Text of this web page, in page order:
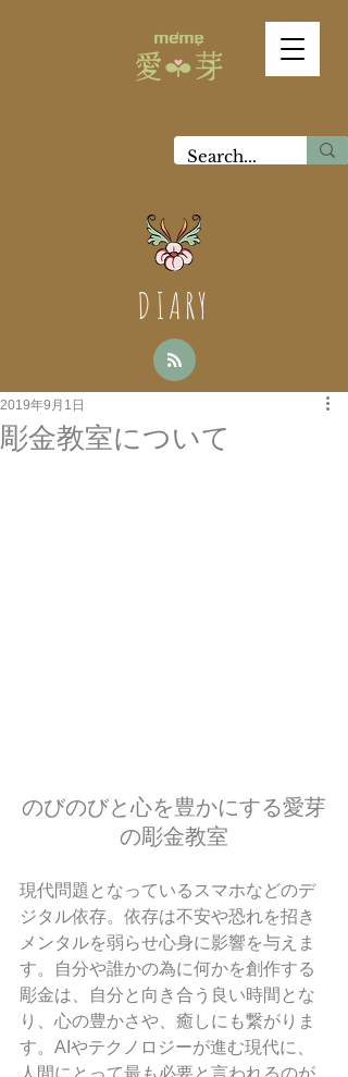
DIARY
彫金教室について
2019年9月1日
のびのびと心を豊かにする愛芽
の彫金教室
現代問題となっているスマホなどのデ
ジタル依存。依存は不安や恐れを招き
メンタルを弱らせ心身に影響を与えま
す。自分や誰かの為に何かを創作する
彫金は、自分と向き合う良い時間とな
り、心の豊かさや、癒しにも繋がりま
す。AIやテクノロジーが進む現代に、
人間にとって最も必要と言われるのが